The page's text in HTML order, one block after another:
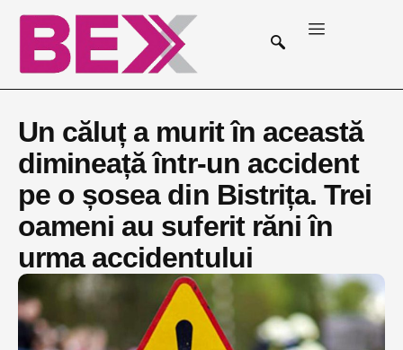
Un căluț a murit în această
dimineață într-un accident
pe o șosea din Bistrița. Trei
oameni au suferit răni în
urma accidentului